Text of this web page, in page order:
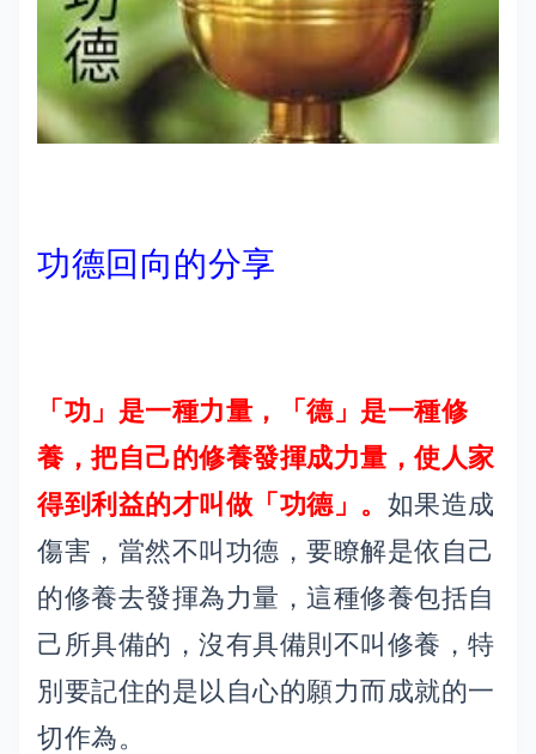
功德回向的分享
「功」是一種力量，「德」是一種修
養，把自己的修養發揮成力量，使人家
得到利益的才叫做「功德」。 如果造成
傷害，當然不叫功德，要瞭解是依自己
的修養去發揮為力量，這種修養包括自
己所具備的，沒有具備則不叫修養，特
別要記住的是以自心的願力而成就的一
切作為。